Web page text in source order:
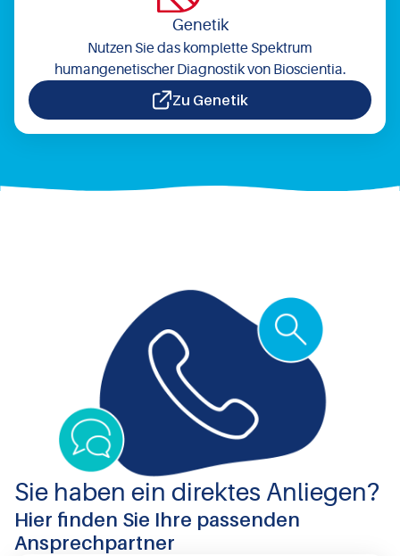
Genetik
Nutzen Sie das komplette Spektrum
humangenetischer Diagnostik von Bioscientia.
Zu Genetik
Sie haben ein direktes Anliegen?
Hier finden Sie Ihre passenden
Ansprechpartner